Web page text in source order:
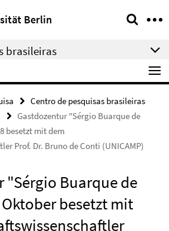
Berlin
brasileiras
Centro de pesquisas brasileiras
Gastdozentur "Sérgio Buarque de
besetzt mit dem
Prof. Dr. Bruno de Conti (UNICAMP)
"Sérgio Buarque de
besetzt mit